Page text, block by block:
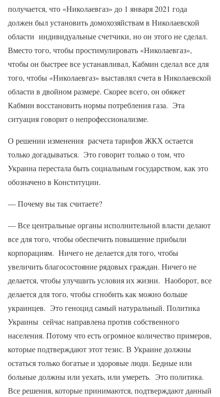
получается, что «Николаевгаз» до 1 января 2021 года
должен был установить домохозяйствам в Николаевской
области индивидуальные счетчики, но он этого не сделал.
Вместо того, чтобы простимулировать «Николаевгаз»,
чтобы он быстрее все устанавливал, Кабмин сделал все для
того, чтобы «Николаевгаз» выставлял счета в Николаевской
области в двойном размере. Скорее всего, он обяжет
Кабмин восстановить нормы потребления газа. Эта
ситуация говорит о непрофессионализме.
О решении изменения расчета тарифов ЖКХ остается
только догадываться. Это говорит только о том, что
Украина перестала быть социальным государством, как это
обозначено в Конституции.
— Почему вы так считаете?
— Все центральные органы исполнительной власти делают
все для того, чтобы обеспечить повышение прибыли
корпорациям. Ничего не делается для того, чтобы
увеличить благосостояние рядовых граждан. Ничего не
делается, чтобы улучшить условия их жизни. Наоборот, все
делается для того, чтобы сгнобить как можно больше
украинцев. Это геноцид самый натуральный. Политика
Украины сейчас направлена против собственного
населения. Потому что есть огромное количество примеров,
которые подтверждают этот тезис. В Украине должны
остаться только богатые и здоровые люди. Бедные или
больные должны или уехать, или умереть. Это политика.
Все решения, которые принимаются, подтверждают данный